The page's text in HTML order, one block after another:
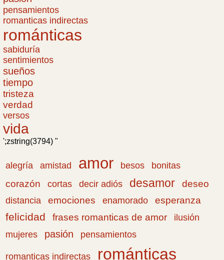
pensamientos
romanticas indirectas
románticas
sabiduría
sentimientos
sueños
tiempo
tristeza
verdad
versos
vida
';zstring(3794) "
alegría amistad amor besos
bonitas
corazón
cortas decir adiós desamor deseo
distancia emociones enamorado esperanza
felicidad frases romanticas de amor
ilusión
mujeres
pasión pensamientos
romanticas indirectas románticas